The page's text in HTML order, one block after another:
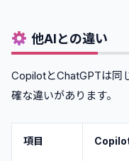
他AIとの違い
CopilotとChatGPTは同
確な違いがあります。
項目